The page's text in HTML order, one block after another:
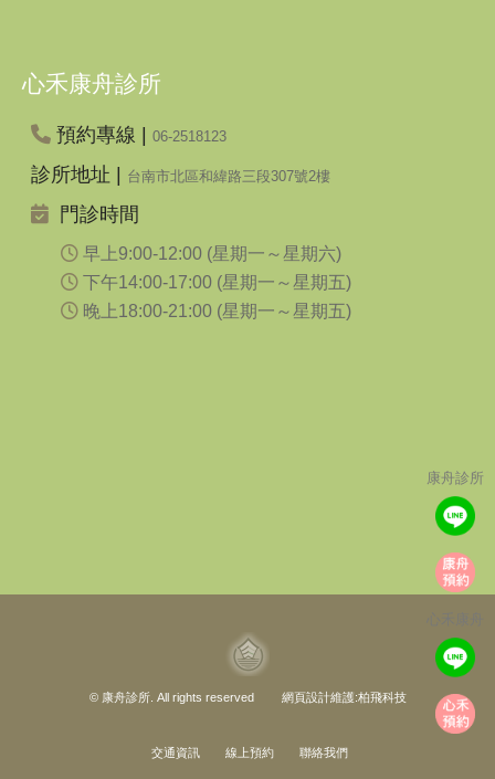
康舟診所
心禾康舟診所
預約專線 | 06-2518123
診所地址 | 台南市北區和緯路三段307號2樓
門診時間
早上9:00-12:00 (星期一～星期六)
下午14:00-17:00 (星期一～星期五)
晚上18:00-21:00 (星期一～星期五)
© 康舟診所. All rights reserved 網頁設計維護:柏飛科技
交通資訊 線上預約 聯絡我們